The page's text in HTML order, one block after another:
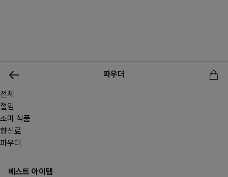
신상품
파우더
전체
절임
조미 식품
향신료
파우더
베스트 아이템